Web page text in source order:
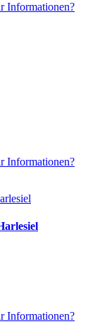
Informationen?
Informationen?
Informationen?